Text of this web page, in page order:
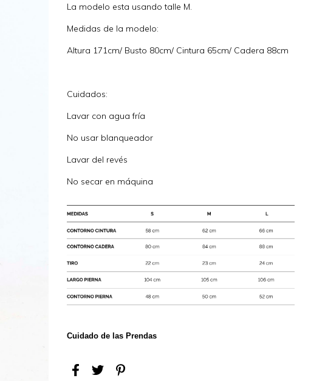
La modelo esta usando talle M.
Medidas de la modelo:
Altura 171cm/ Busto 80cm/ Cintura 65cm/ Cadera 88cm
Cuidados:
Lavar con agua fría
No usar blanqueador
Lavar del revés
No secar en máquina
Cuidado de las Prendas